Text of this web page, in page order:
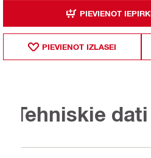
PIEVIENOT
PIEVIENOT IZLASEI
Tehniskie dati